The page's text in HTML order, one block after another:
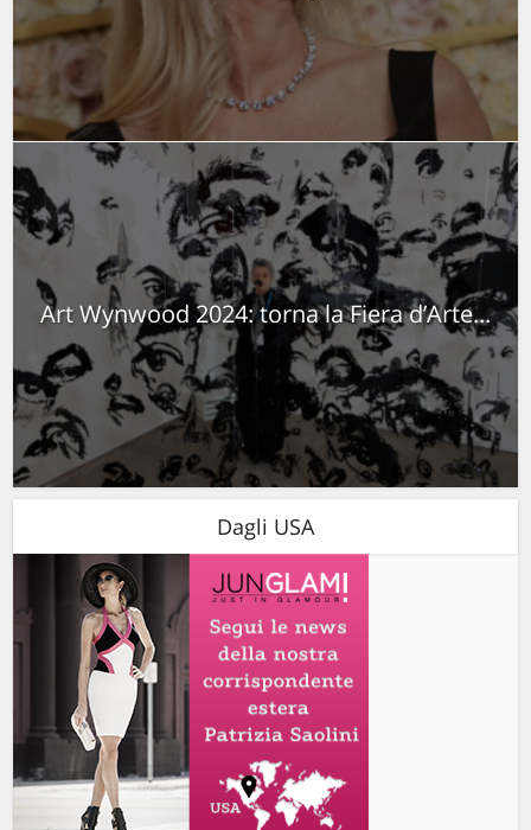
Art Wynwood 2024: torna la Fiera d’Arte...
Dagli USA